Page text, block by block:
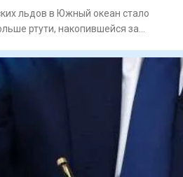
льдов в Южный океан стало
ртути, накопившейся за